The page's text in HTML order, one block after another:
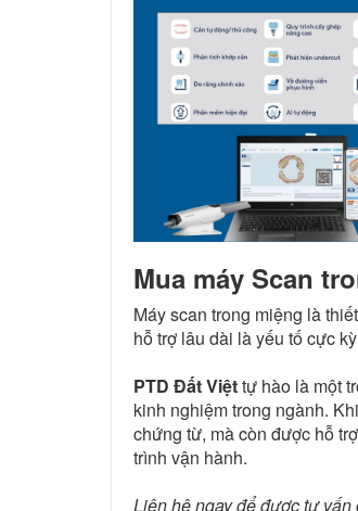
Mua máy Scan
Máy scan trong miệng là
hỗ trợ lâu dài là yếu tố cực
PTD Đất Việttự hào là một
kinh nghiệm trong ngành.
chứng từ, mà còn được hỗ
trình vận hành.
Liên hệ ngay để được tư